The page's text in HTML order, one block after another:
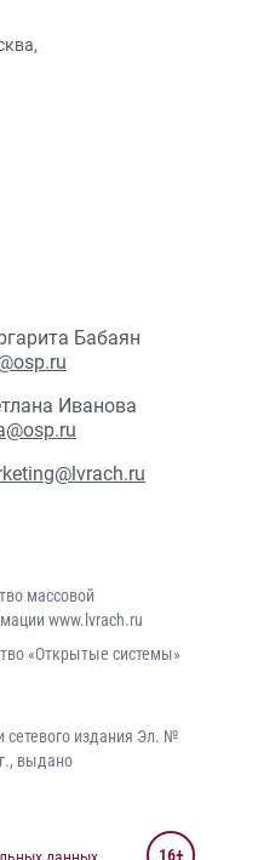
Бабаян
Иванова
массовой
www.lvrach.ru
«Открытые системы»
сетевого издания Эл. №
выдано
16+